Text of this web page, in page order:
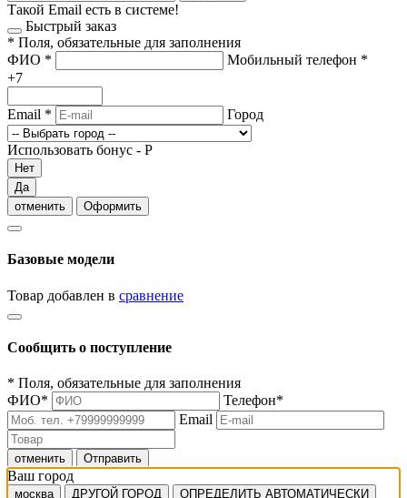
Такой Email есть в системе!
Быстрый заказ
* Поля, обязательные для заполнения
ФИО * Мобильный телефон *
+7
Email * Город
Использовать бонус - Р
Нет
Да
отменить
Оформить
Базовые модели
Товар добавлен в сравнение
Сообщить о поступление
* Поля, обязательные для заполнения
ФИО* Телефон*
Email
отменить Отправить
Ваш город
москва ДРУГОЙ ГОРОД ОПРЕДЕЛИТЬ АВТОМАТИЧЕСКИ